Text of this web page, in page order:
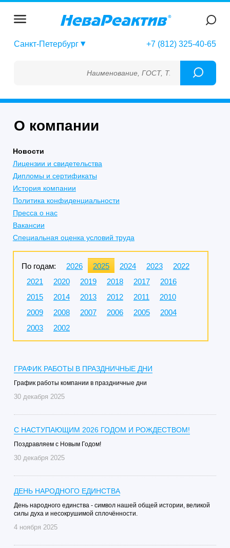
Санкт-Петербург +7 (812) 325-40-65
Наименование, ГОСТ, ТУ, ГСО, МСО, ОСО,
О компании
Новости
Лицензии и свидетельства
Дипломы и сертификаты
История компании
Политика конфиденциальности
Пресса о нас
Вакансии
Специальная оценка условий труда
По годам: 2026 2025 2024 2023
2022
2021
2020 2019 2018 2017
2016
2015
2014 2013 2012 2011
2010
2009
2008 2007 2006 2005
2004
2003
2002
ГРАФИК РАБОТЫ В ПРАЗДНИЧНЫЕ ДНИ
График работы компании в праздничные дни
30 декабря 2025
C НАСТУПАЮЩИМ 2026 ГОДОМ И РОЖДЕСТВОМ!
Поздравляем с Новым Годом!
30 декабря 2025
ДЕНЬ НАРОДНОГО ЕДИНСТВА
День народного единства - символ нашей общей истории, великой
силы духа и несокрушимой сплочённости.
4 ноября 2025